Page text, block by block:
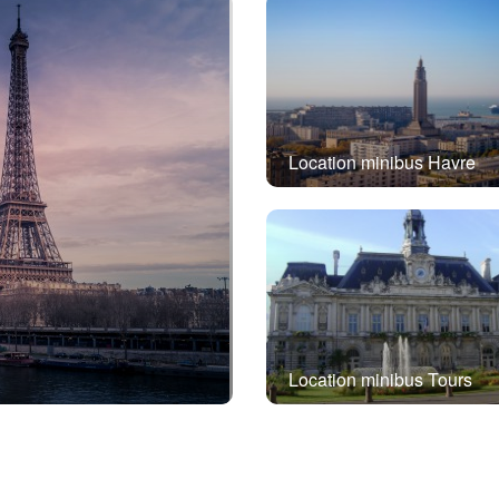
Location minibus Havre
Location minibus Tours